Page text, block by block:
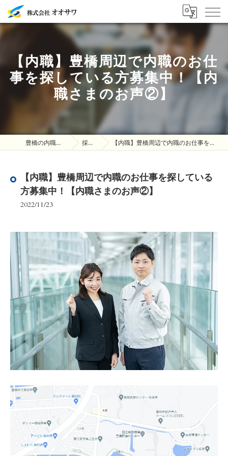
【内職】豊橋周辺で内職のお仕
事を探している方募集中！【内
職さまのお声②】
豊橋の内職は株式会社オオサワ 採用ブログ 【内職】豊橋周辺で内職のお仕事を探している方募集中！【内職さまのお声②】
【内職】豊橋周辺で内職のお仕事を探している
方募集中！【内職さまのお声②】
2022/11/23